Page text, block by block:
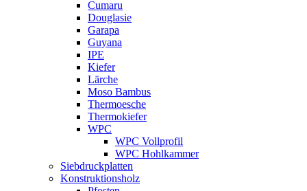
Cumaru
Douglasie
Garapa
Guyana
IPE
Kiefer
Lärche
Moso Bambus
Thermoesche
Thermokiefer
WPC
WPC Vollprofil
WPC Hohlkammer
Siebdruckplatten
Konstruktionsholz